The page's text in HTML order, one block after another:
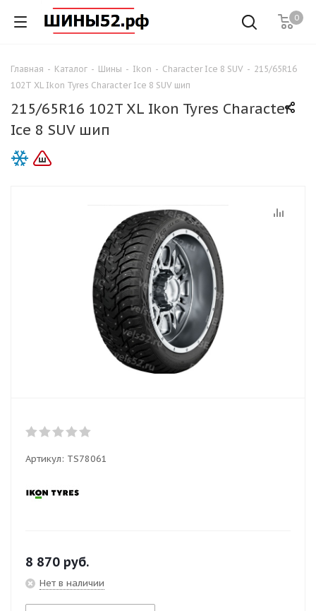
0
Главная - Каталог - Шины - Ikon - Character Ice 8 SUV - 215/65R16
102T XL Ikon Tyres Character Ice 8 SUV шип
215/65R16 102T XL Ikon Tyres Character
Ice 8 SUV шип
Артикул: TS78061
8 870 руб.
Нет в наличии